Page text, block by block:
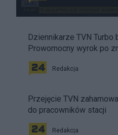
Dziennikarze TVN Turbo
Prowomocny wyrok po
Redakcja
Przejęcie TVN
do pracowników stacji
Redakcja